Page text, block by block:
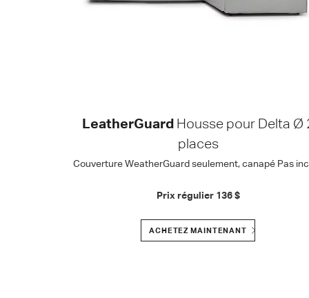
LeatherGuardHousse pour Delta Ø
places
Couverture WeatherGuard seulement, canapé Pas
Prix régulier 136 $
ACHETEZ MAINTENANT